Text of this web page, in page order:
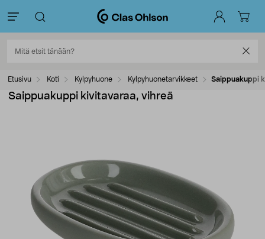
Etusivu Koti Kylpyhuone Kylpyhuonetarvikkeet Saippuakuppi
Saippuakuppi kivitavaraa, vihreä